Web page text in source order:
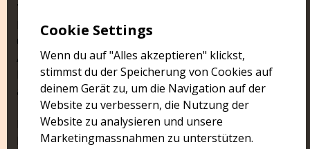
TERROR
Kurt Russell und Rose McGowan. Stuntman Mike und
Cherry Darling. Wer die Filme noch nicht kennt, hat
Anwesenheitspflicht. Wer sie schon gesehen hat,
kommt ohnehin nochmal. Frohe Weihnachten
allerseits!
Beide Filme zeigen wir im englischen Originalton mit
Deutschen Untertiteln.
Cookie Settings
Wenn du auf "Alles akzeptieren" klickst,
stimmst du der Speicherung von Cookies auf
deinem Gerät zu, um die Navigation auf der
Website zu verbessern, die Nutzung der
Website zu analysieren und unsere
Marketingmassnahmen zu unterstützen.